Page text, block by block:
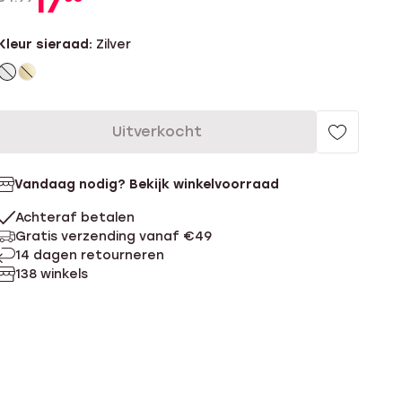
sieraad: Zilver
Uitverkocht
Vandaag nodig? Bekijk winkelvoorraad
Achteraf betalen
Gratis verzending vanaf €49
14 dagen retourneren
138 winkels